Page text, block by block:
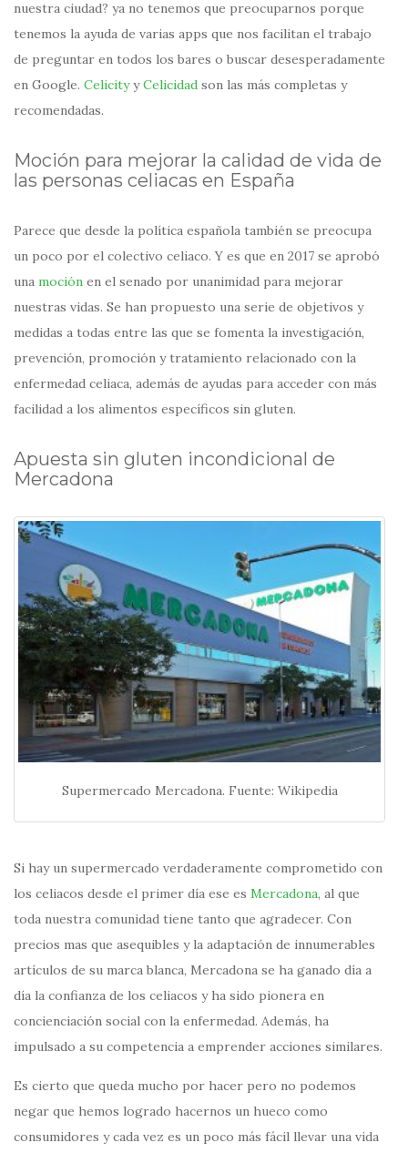
nuestra ciudad? ya no tenemos que preocuparnos porque
tenemos la ayuda de varias apps que nos facilitan el trabajo
de preguntar en todos los bares o buscar desesperadamente
en Google. CelicityyCelicidad son las más completas y
recomendadas.
Moción para mejorar la calidad de vida de
las personas celiacas en España
Parece que desde la política española también se preocupa
un poco por el colectivo celiaco. Y es que en 2017 se aprobó
una moción en el senado por unanimidad para mejorar
nuestras vidas. Se han propuesto una serie de objetivos y
medidas a todas entre las que se fomenta la investigación,
prevención, promoción y tratamiento relacionado con la
enfermedad celiaca, además de ayudas para acceder con más
facilidad a los alimentos específicos sin gluten.
Apuesta sin gluten incondicional de
Mercadona
Supermercado Mercadona. Fuente: Wikipedia
Si hay un supermercado verdaderamente comprometido con
los celiacos desde el primer día ese es Mercadona, al que
toda nuestra comunidad tiene tanto que agradecer. Con
precios mas que asequibles y la adaptación de innumerables
artículos de su marca blanca, Mercadona se ha ganado día a
día la confianza de los celiacos y ha sido pionera en
concienciación social con la enfermedad. Además, ha
impulsado a su competencia a emprender acciones similares.
Es cierto que queda mucho por hacer pero no podemos
negar que hemos logrado hacernos un hueco como
consumidores y cada vez es un poco más fácil llevar una vida